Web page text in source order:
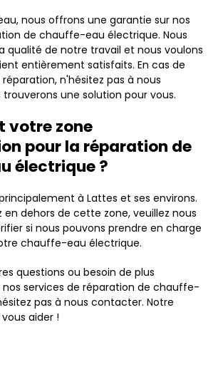
nous offrons une garantie sur nos
de chauffe-eau électrique. Nous
qualité de notre travail et nous voulons
entièrement satisfaits. En cas de
n'hésitez pas à nous
une solution pour vous.
votre zone
pour la réparation de
électrique ?
à Lattes et ses environs.
en dehors de cette zone, veuillez nous
si nous pouvons prendre en charge
chauffe-eau électrique.
questions ou besoin de plus
services de réparation de chauffe-
pas à nous contacter. Notre
aider !